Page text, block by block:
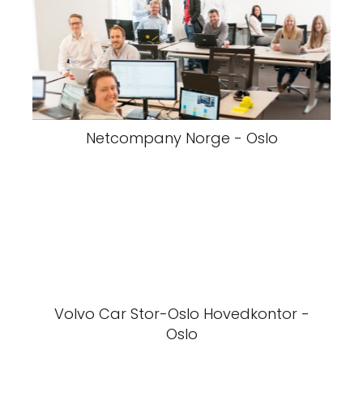
Netcompany Norge - Oslo
Volvo Car Stor-Oslo Hovedkontor -
Oslo